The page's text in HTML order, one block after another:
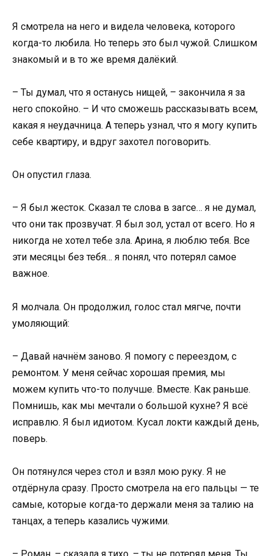
Я смотрела на него и видела человека, которого
когда-то любила. Но теперь это был чужой. Слишком
знакомый и в то же время далёкий.
– Ты думал, что я останусь нищей, – закончила я за
него спокойно. – И что сможешь рассказывать всем,
какая я неудачница. А теперь узнал, что я могу купить
себе квартиру, и вдруг захотел поговорить.
Он опустил глаза.
– Я был жесток. Сказал те слова в загсе… я не думал,
что они так прозвучат. Я был зол, устал от всего. Но я
никогда не хотел тебе зла. Арина, я люблю тебя. Все
эти месяцы без тебя… я понял, что потерял самое
важное.
Я молчала. Он продолжил, голос стал мягче, почти
умоляющий:
– Давай начнём заново. Я помогу с переездом, с
ремонтом. У меня сейчас хорошая премия, мы
можем купить что-то получше. Вместе. Как раньше.
Помнишь, как мы мечтали о большой кухне? Я всё
исправлю. Я был идиотом. Кусал локти каждый день,
поверь.
Он потянулся через стол и взял мою руку. Я не
отдёрнула сразу. Просто смотрела на его пальцы — те
самые, которые когда-то держали меня за талию на
танцах, а теперь казались чужими.